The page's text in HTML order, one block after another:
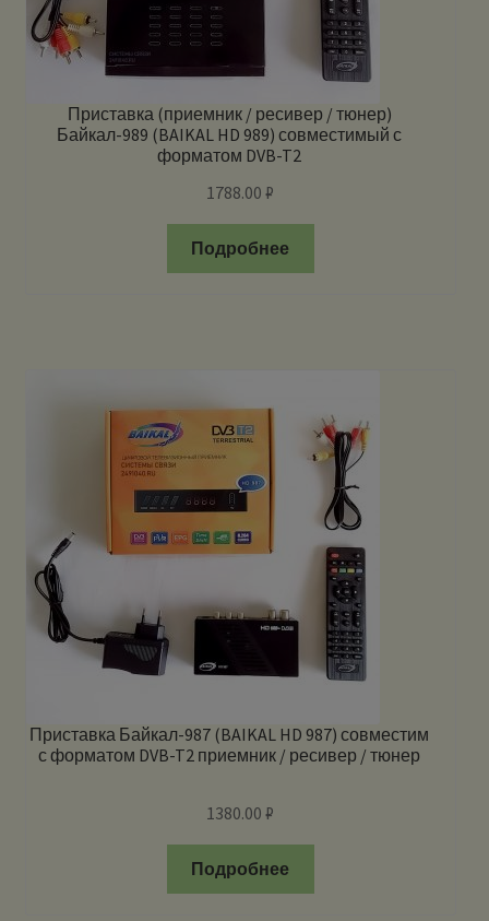
Приставка (приемник / ресивер / тюнер)
Байкал-989 (BAIKAL HD 989) совместимый с
форматом DVB-T2
1788.00₽
Подробнее
Приставка Байкал-987 (BAIKAL HD 987) совместим
с форматом DVB-T2 приемник / ресивер / тюнер
1380.00₽
Подробнее